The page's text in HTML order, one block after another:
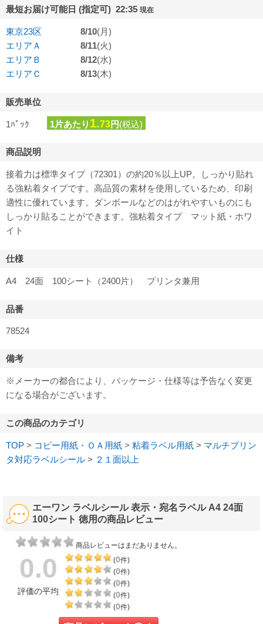
最短お届け可能日 (指定可) 22:35 現在
東京23区 8/10(月)
エリアＡ
8/11(火)
エリアＢ
8/12(水)
エリアＣ
8/13(木)
販売単位
1ﾊﾟｯｸ 1片あたり 1.73円(税込)
商品説明
接着力は標準タイプ（72301）の約20％以上UP。しっかり貼れ
る強粘着タイプです。高品質の素材を使用しているため、印刷
適性に優れています。ダンボールなどのはがれやすいものにも
しっかり貼ることができます。強粘着タイプ マット紙・ホワ
イト
仕様
A4 24面 100シート（2400片） プリンタ兼用
品番
78524
備考
※メーカーの都合により、パッケージ・仕様等は予告なく変更
になる場合がございます。
この商品のカテゴリ
TOP > コピー用紙・ＯＡ用紙 > 粘着ラベル用紙 > マルチプリン
タ対応ラベルシール > ２１面以上
エーワン ラベルシール 表示・宛名ラベル A4 24面
100シート 徳用の商品レビュー
商品レビューはまだありません。
0.0
評価の平均
(0件)
(0件)
(0件)
(0件)
(0件)